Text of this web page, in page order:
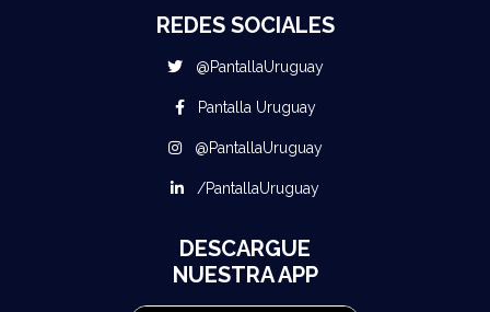
REDES SOCIALES
@PantallaUruguay
Pantalla Uruguay
@PantallaUruguay
/PantallaUruguay
DESCARGUE
NUESTRA APP